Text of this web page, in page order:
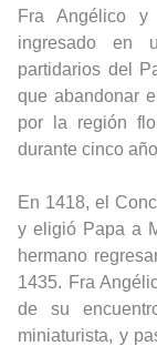
Fra Angélico
ingresado en
partidarios del
que abandonar
por la región
durante cinco
En 1418, el
y eligió Papa a
hermano
1435. Fra
de su
miniaturista, y